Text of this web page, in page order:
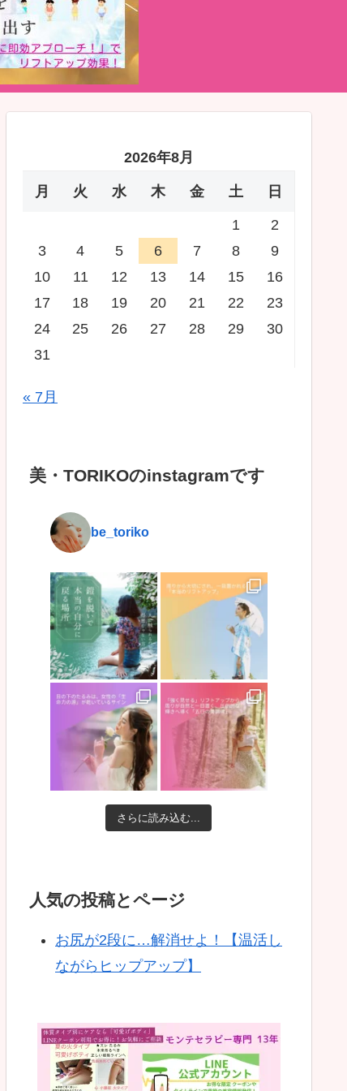
2026年8月
月 火 水 木 金 土 日
1
2
3
4 5 6 7 8
9
10
11 12 13 14 15
16
17
18 19 20 21 22
23
24
25 26 27 28 29
30
31
« 7月
美・TORIKOのinstagramです
be_toriko
さらに読み込む...
人気の投稿とページ
お尻が2段に…解消せよ！【温活し
ながらヒップアップ】